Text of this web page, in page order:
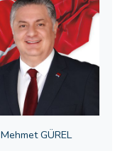
Mehmet GÜREL